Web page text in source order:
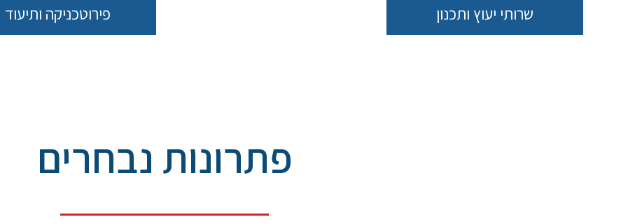
שרותי יעוץ ותכנון פירוטכניקה ותיעוד
פתרונות נבחרים